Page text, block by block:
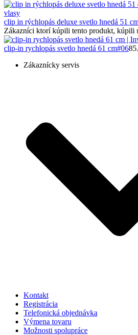
clip in rýchlopás deluxe svetlo hnedá 51
Zákazníci ktorí kúpili tento produkt, kúpili
clip-in rychlopás svetlo hnedá 61 cm#06
Zákaznícky servis
Kontakt
Registrácia
Telefonická objednávka
Výmena tovaru
Možnosti spolupráce